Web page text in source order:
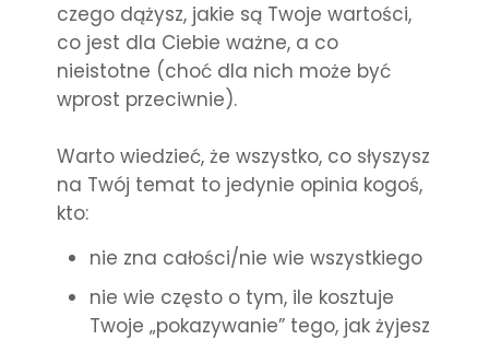
czego dążysz, jakie są Twoje wartości,
co jest dla Ciebie ważne, a co
nieistotne (choć dla nich może być
wprost przeciwnie).
Warto wiedzieć, że wszystko, co słyszysz
na Twój temat to jedynie opinia kogoś,
kto:
nie zna całości/nie wie wszystkiego
nie wie często o tym, ile kosztuje
Twoje „pokazywanie” tego, jak żyjesz